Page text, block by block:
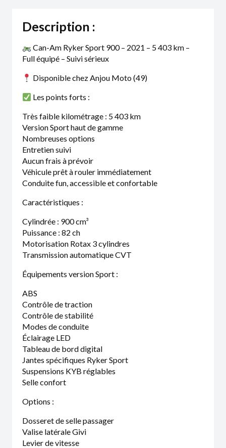
Description :
Can-Am Ryker Sport 900 – 2021 – 5 403 km –
Full équipé – Suivi sérieux
Disponible chez Anjou Moto (49)
Les points forts :
Très faible kilométrage : 5 403 km
Version Sport haut de gamme
Nombreuses options
Entretien suivi
Aucun frais à prévoir
Véhicule prêt à rouler immédiatement
Conduite fun, accessible et confortable
Caractéristiques :
Cylindrée : 900 cm³
Puissance : 82 ch
Motorisation Rotax 3 cylindres
Transmission automatique CVT
Équipements version Sport :
ABS
Contrôle de traction
Contrôle de stabilité
Modes de conduite
Éclairage LED
Tableau de bord digital
Jantes spécifiques Ryker Sport
Suspensions KYB réglables
Selle confort
Options :
Dosseret de selle passager
Valise latérale Givi
Levier de vitesse